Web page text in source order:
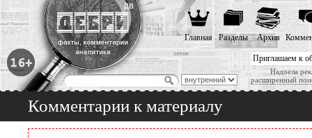
Приглашаем к
Надоела
расширенный
Главная Разделы Архив
Комментарии к материалу